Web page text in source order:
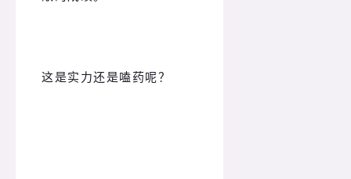
这是实力还是嗑药呢？